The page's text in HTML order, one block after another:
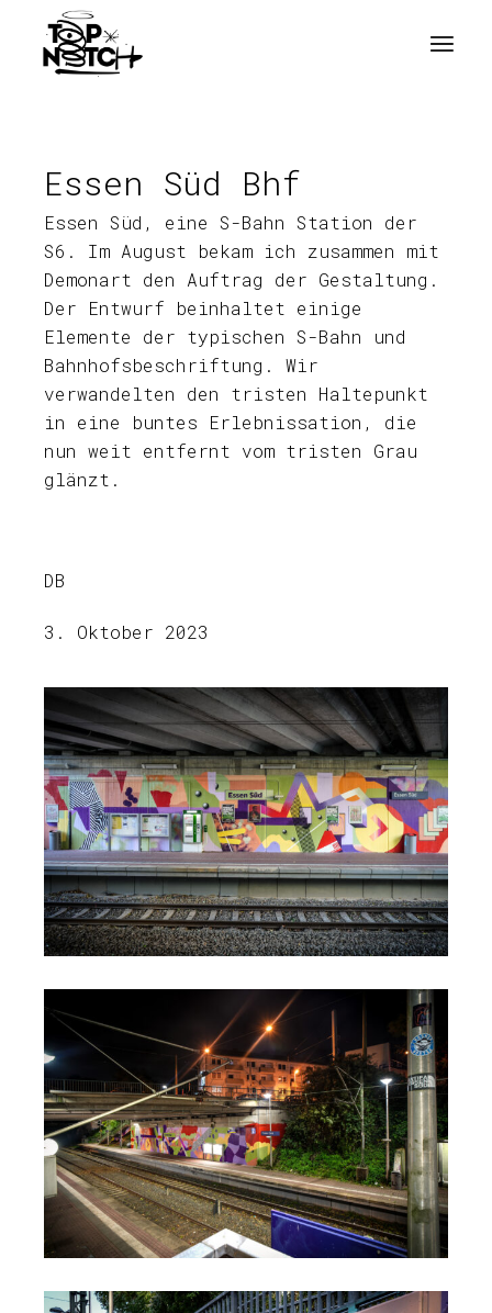
Inhalt
springen
Essen Süd Bhf
Essen Süd, eine S-Bahn Station der
S6. Im August bekam ich zusammen mit
Demonart den Auftrag der Gestaltung.
Der Entwurf beinhaltet einige
Elemente der typischen S-Bahn und
Bahnhofsbeschriftung. Wir
verwandelten den tristen Haltepunkt
in eine buntes Erlebnissation, die
nun weit entfernt vom tristen Grau
glänzt.
DB
3. Oktober 2023